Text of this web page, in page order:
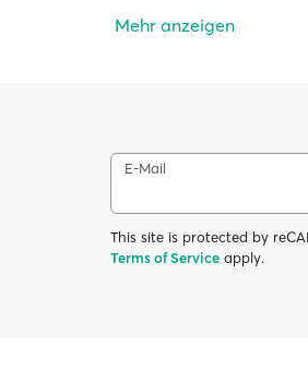
Mehr anzeigen
E-Mail
This site is protected by
Terms of Service apply.